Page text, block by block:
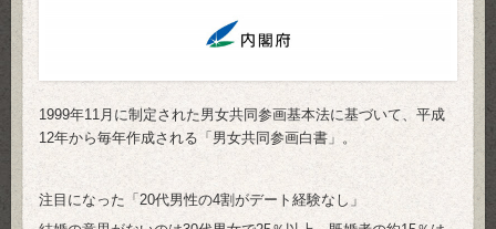
1999年11月に制定された男女共同参画基本法に基づいて、平成
12年から毎年作成される「男女共同参画白書」。
注目になった「20代男性の4割がデート経験なし」